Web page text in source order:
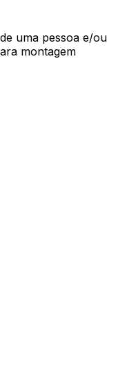
uma pessoa e/ou
montagem